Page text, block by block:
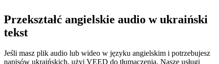
Przekształć angielskie audio w ukraiński
tekst
Jeśli masz plik audio lub wideo w języku angielskim i potrzebujesz
napisów ukraińskich, użyj VEED do tłumaczenia. Nasze usługi